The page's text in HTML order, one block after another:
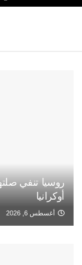
روسيا تنفي
أوكرانيا
أغسطس 6, 2026